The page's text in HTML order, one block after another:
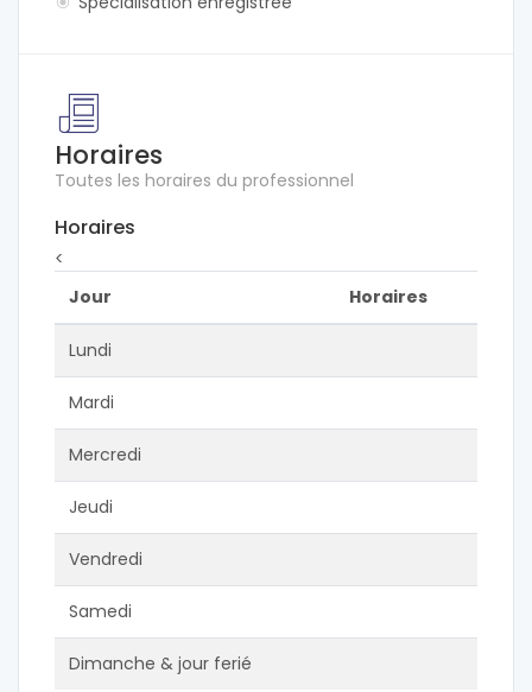
Horaires
Toutes les horaires du professionnel
Horaires
<
Jour
Horaires
Lundi
Mardi
Mercredi
Jeudi
Vendredi
Samedi
Dimanche & jour ferié